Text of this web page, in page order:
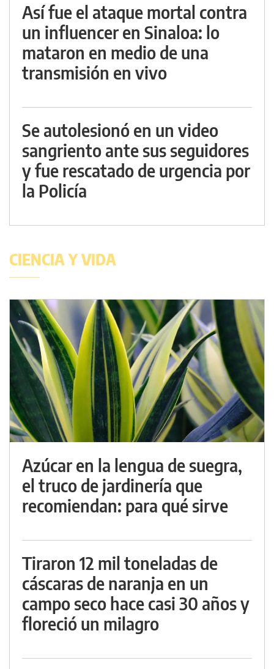
Así fue el ataque mortal contra
un influencer en Sinaloa: lo
mataron en medio de una
transmisión en vivo
Se autolesionó en un video
sangriento ante sus seguidores
y fue rescatado de urgencia por
la Policía
CIENCIA Y VIDA
Azúcar en la lengua de suegra,
el truco de jardinería que
recomiendan: para qué sirve
Tiraron 12 mil toneladas de
cáscaras de naranja en un
campo seco hace casi 30 años y
floreció un milagro